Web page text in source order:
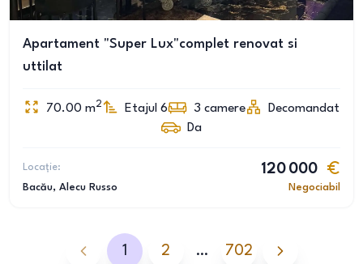
Apartament "Super Lux"complet renovat si
uttilat
70.00 m2 Etajul 6 3 camere
Decomandat
Da
Locație:
Bacău, Alecu Russo
120 000
Negociabil
1 2 … 702